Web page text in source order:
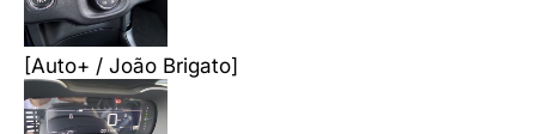
[Auto+ / João Brigato]